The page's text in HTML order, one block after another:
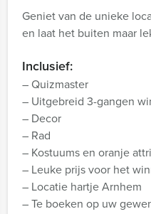
Geniet van de unieke
en laat het buiten maar
Inclusief:
– Quizmaster
– Uitgebreid 3-gangen
– Decor
– Rad
– Kostuums en oranje
– Leuke prijs voor het
– Locatie hartje Arnhem
– Te boeken op uw